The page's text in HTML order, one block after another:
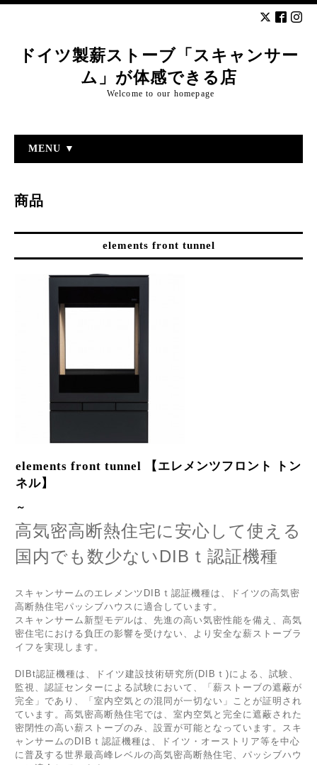
ドイツ製薪ストーブ「スキャンサー
ム」が体感できる店
Welcome to our homepage
MENU ▼
商品
elements front tunnel
elements front tunnel 【エレメンツフロント トン
ネル】
～
高気密高断熱住宅に安心して使える
国内でも数少ないDIBｔ認証機種
スキャンサームのエレメンツDIBｔ認証機種は、ドイツの高気密
高断熱住宅パッシブハウスに適合しています。
スキャンサーム新型モデルは、先進の高い気密性能を備え、高気
密住宅における負圧の影響を受けない、より安全な薪ストーブラ
イフを実現します。
DIBt認証機種は、ドイツ建設技術研究所(DIBｔ)による、試験、
監視、認証センターによる試験において、「薪ストーブの遮蔽が
完全」であり、「室内空気との混同が一切ない」ことが証明され
ています。高気密高断熱住宅では、室内空気と完全に遮蔽された
密閉性の高い薪ストーブのみ、設置が可能となっています。スキ
ャンサームのDIBｔ認証機種は、ドイツ・オーストリア等を中心
に普及する世界最高峰レベルの高気密高断熱住宅、パッシブハウ